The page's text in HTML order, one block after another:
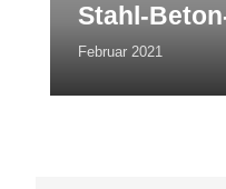
Stahl-
Februar 2021